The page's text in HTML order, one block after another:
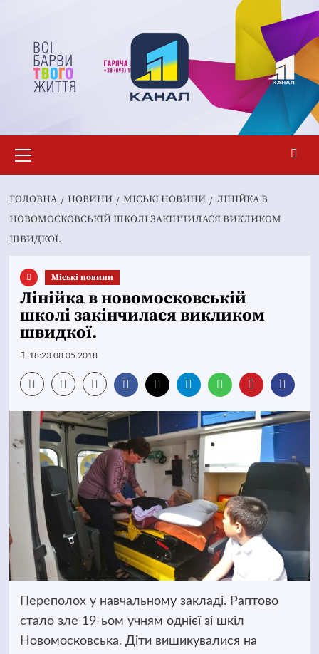
вмісту
меню
ГОЛОВНА НОВИНИ MІСЬКІ НОВИНИ
ЛІНІЙКА В
НОВОМОСКОВСЬКІЙ ШКОЛІ ЗАКІНЧИЛАСЯ ВИКЛИКОМ
ШВИДКОЇ.
Mіські новини
Лінійка в новомосковській
школі закінчилася викликом
швидкої.
18:23 08.05.2018
Переполох у навчальному закладі. Раптово
стало зле 19-ьом учням однієї зі шкіл
Новомосковська. Діти вишикувалися на